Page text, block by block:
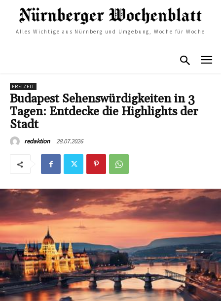
Alles Wichtige aus Nürnberg und Umgebung, Woche für Woche
FREIZEIT
Budapest Sehenswürdigkeiten in 3
Tagen: Entdecke die Highlights der
Stadt
redaktion 28.07.2026